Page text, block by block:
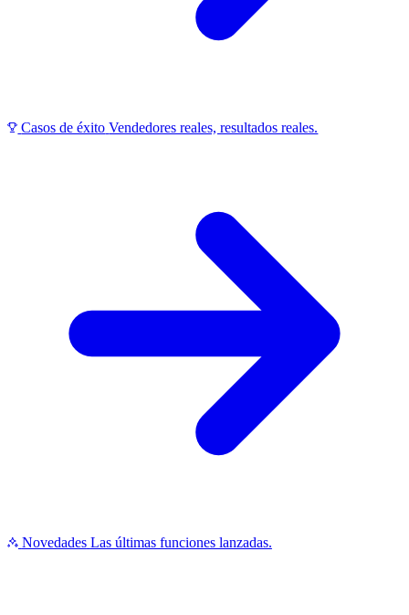
Casos de éxito Vendedores reales, resultados reales.
Novedades Las últimas funciones lanzadas.